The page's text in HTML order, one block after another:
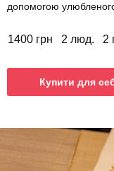
допомогою
1400 грн 2 люд. 2
Купити для